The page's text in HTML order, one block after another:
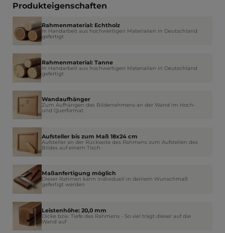
Produkteigenschaften
Rahmenmaterial: Echtholz
In Handarbeit aus hochwertigen Materialien in Deutschland
gefertigt
Rahmenmaterial: Tanne
In Handarbeit aus hochwertigen Materialien in Deutschland
gefertigt
Wandaufhänger
Zum Aufhängen des Bilderrahmens an der Wand im Hoch-
und Querformat
Aufsteller bis zum Maß 18x24 cm
Aufsteller an der Rückseite des Rahmens zum Aufstellen des
Bildes auf einem Tisch
Maßanfertigung möglich
Dieser Rahmen kann individuell in deinem Wunschmaß
gefertigt werden
Leistenhöhe: 20,0 mm
Dicke bzw. Tiefe des Rahmens - So viel trägt dieser auf die
Wand auf